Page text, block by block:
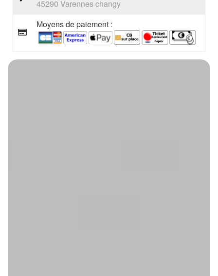
45290 Varennes changy
Moyens de paiement :